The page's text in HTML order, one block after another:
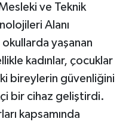
ve Teknik
Alanı
yaşanan
kadınlar, çocuklar
bireylerin güvenliğini
bir cihaz geliştirdi.
kapsamında